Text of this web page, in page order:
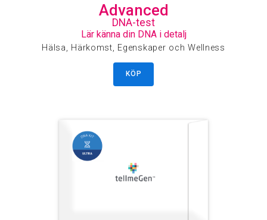
Advanced
DNA-test
Lär känna din DNA i detalj
Hälsa, Härkomst, Egenskaper och Wellness
KÖP